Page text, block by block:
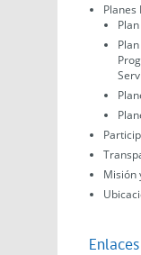
Planes
Misión